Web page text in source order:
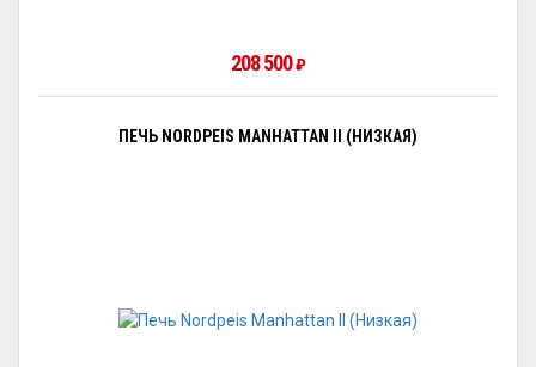
208 500₽
ПЕЧЬ NORDPEIS MANHATTAN II (НИЗКАЯ)